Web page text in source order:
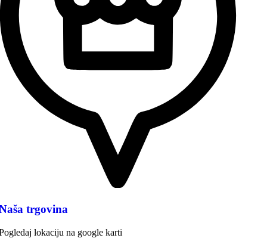
trgovina
lokaciju na google karti